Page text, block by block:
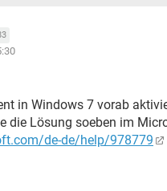
in Windows 7 vorab
die Lösung soeben im
de-de/help/978779